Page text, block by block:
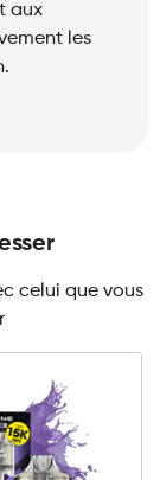
aux
les
celui que vous